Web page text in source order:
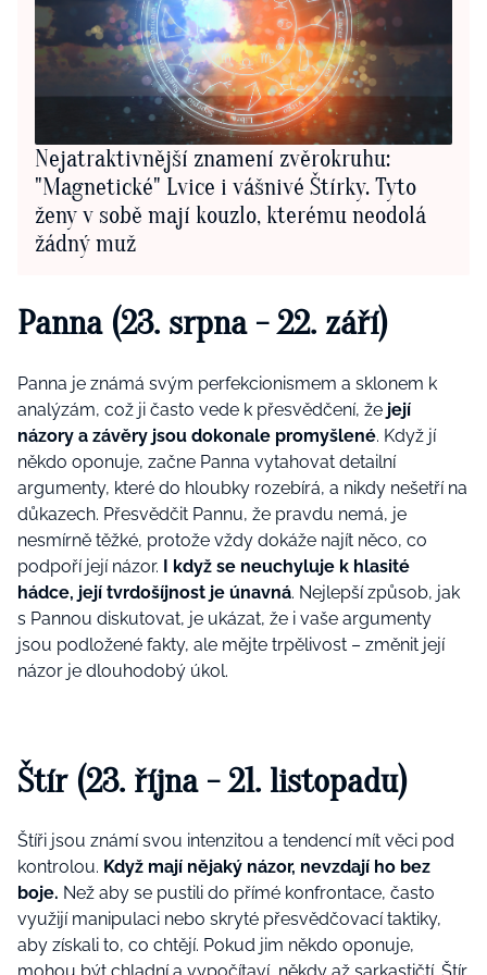
Nejatraktivnější znamení zvěrokruhu:
"Magnetické" Lvice i vášnivé Štírky. Tyto
ženy v sobě mají kouzlo, kterému neodolá
žádný muž
Panna (23. srpna - 22. září)
Panna je známá svým perfekcionismem a sklonem k
analýzám, což ji často vede k přesvědčení, že její
názory a závěry jsou dokonale promyšlené. Když jí
někdo oponuje, začne Panna vytahovat detailní
argumenty, které do hloubky rozebírá, a nikdy nešetří na
důkazech. Přesvědčit Pannu, že pravdu nemá, je
nesmírně těžké, protože vždy dokáže najít něco, co
podpoří její názor. I když se neuchyluje k hlasité
hádce, její tvrdošíjnost je únavná. Nejlepší způsob, jak
s Pannou diskutovat, je ukázat, že i vaše argumenty
jsou podložené fakty, ale mějte trpělivost – změnit její
názor je dlouhodobý úkol.
Štír (23. října - 21. listopadu)
Štíři jsou známí svou intenzitou a tendencí mít věci pod
kontrolou. Když mají nějaký názor, nevzdají ho bez
boje. Než aby se pustili do přímé konfrontace, často
využijí manipulaci nebo skryté přesvědčovací taktiky,
aby získali to, co chtějí. Pokud jim někdo oponuje,